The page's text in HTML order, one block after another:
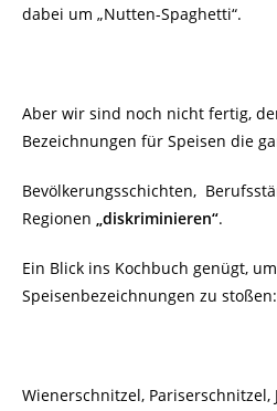
dabei um „Nutten-Spaghetti“.
Aber wir sind noch nicht fertig,
Bezeichnungen für Speisen die
Bevölkerungsschichten,
Regionen „diskriminieren“.
Ein Blick ins Kochbuch genügt,
Speisenbezeichnungen zu stoßen:
Wienerschnitzel, Pariserschnitzel,